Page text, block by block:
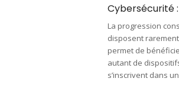
Cybersécurité
La progression
disposent
permet de
autant de
s’inscrivent dans